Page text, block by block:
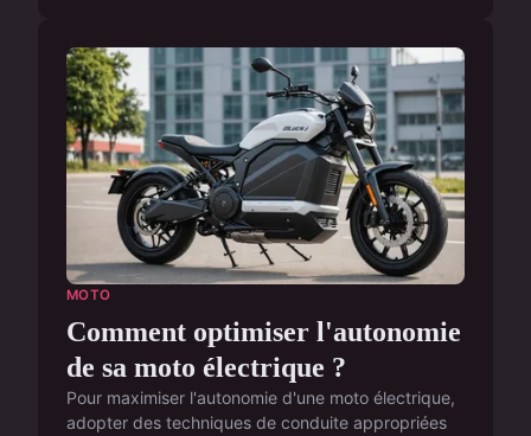
MOTO
Comment optimiser l'autonomie
de sa moto électrique ?
Pour maximiser l'autonomie d'une moto électrique,
adopter des techniques de conduite appropriées